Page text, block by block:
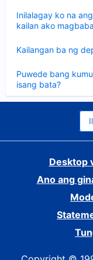
Inilalagay ko na
kailan ako
ang
sagot
Kailangan ba ng
ang
Puwede bang
isang bata?
ang
sagot
Desktop
Ano ang